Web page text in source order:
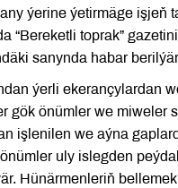
ýerine ýetirmäge işjeň
“Bereketli toprak”
sanynda habar
ýerli ekerançylardan
gök önümler we miweler
işlenilen we aýna
uly islegden
Hünärmenleriň